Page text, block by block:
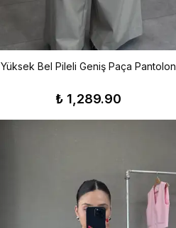
Yüksek Bel Pileli Geniş Paça Pantolon
₺ 1,289.90